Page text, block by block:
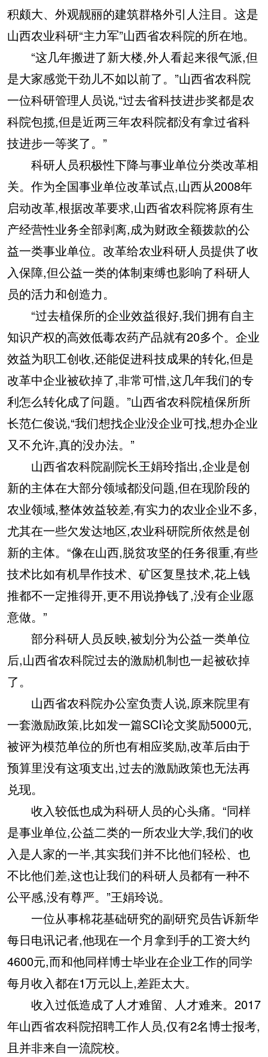
积颇大、外观靓丽的建筑群格外引人注目。这是
山西农业科研“主力军”山西省农科院的所在地。
“这几年搬进了新大楼,外人看起来很气派,但
是大家感觉干劲儿不如以前了。”山西省农科院
一位科研管理人员说,“过去省科技进步奖都是农
科院包揽,但是近两三年农科院都没有拿过省科
技进步一等奖了。”
科研人员积极性下降与事业单位分类改革相
关。作为全国事业单位改革试点,山西从2008年
启动改革,根据改革要求,山西省农科院将原有生
产经营性业务全部剥离,成为财政全额拨款的公
益一类事业单位。改革给农业科研人员提供了收
入保障,但公益一类的体制束缚也影响了科研人
员的活力和创造力。
“过去植保所的企业效益很好,我们拥有自主
知识产权的高效低毒农药产品就有20多个。企业
效益为职工创收,还能促进科技成果的转化,但是
改革中企业被砍掉了,非常可惜,这几年我们的专
利怎么转化成了问题。”山西省农科院植保所所
长范仁俊说,“我们想找企业没企业可找,想办企业
又不允许,真的没办法。”
山西省农科院副院长王娟玲指出,企业是创
新的主体在大部分领域都没问题,但在现阶段的
农业领域,整体效益较差,有实力的农业企业不多,
尤其在一些欠发达地区,农业科研院所依然是创
新的主体。“像在山西,脱贫攻坚的任务很重,有些
技术比如有机旱作技术、矿区复垦技术,花上钱
推都不一定推得开,更不用说挣钱了,没有企业愿
意做。”
部分科研人员反映,被划分为公益一类单位
后,山西省农科院过去的激励机制也一起被砍掉
了。
山西省农科院办公室负责人说,原来院里有
一套激励政策,比如发一篇SCI论文奖励5000元,
被评为模范单位的所也有相应奖励,改革后由于
预算里没有这项支出,过去的激励政策也无法再
兑现。
收入较低也成为科研人员的心头痛。“同样
是事业单位,公益二类的一所农业大学,我们的收
入是人家的一半,其实我们并不比他们轻松、也
不比他们差,这也让我们的科研人员都有一种不
公平感,没有尊严。”王娟玲说。
一位从事棉花基础研究的副研究员告诉新华
每日电讯记者,他现在一个月拿到手的工资大约
4600元,而和他同样博士毕业在企业工作的同学
每月收入都在1万元以上,差距太大。
收入过低造成了人才难留、人才难来。2017
年山西省农科院招聘工作人员,仅有2名博士报考,
且并非来自一流院校。